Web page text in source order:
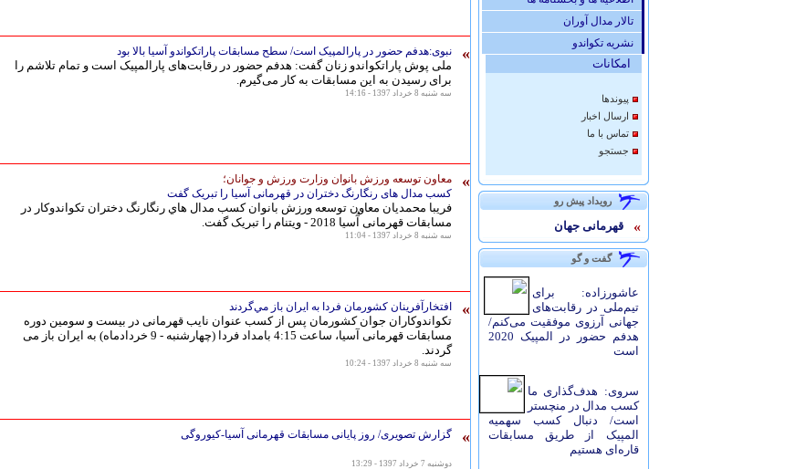
» نبوی:هدفم حضور در پارالمپیک است/ سطح مسابقات پاراتکواندو آسیا بالا بود
ملی پوش پاراتکواندو زنان گفت: هدفم حضور در رقابت‌های پارالمپیک است و تمام تلاشم را
برای رسیدن به این مسابقات به کار می‌گیرم.
سه شنبه 8 خرداد 1397 - 14:16
»
معاون توسعه ورزش بانوان وزارت ورزش و جوانان؛
کسب مدال های رنگارنگ دختران در قهرمانی آسیا را تبریک گفت
فریبا محمدیان معاون توسعه ورزش بانوان كسب مدال هاي رنگارنگ دختران تكواندوكار در
مسابقات قهرمانی آُسیا 2018 - ویتنام را تبریک گفت.
سه شنبه 8 خرداد 1397 - 11:04
» افتخارآفرينان كشورمان فردا به ايران باز مي‌گردند
تکواندوکاران جوان کشورمان پس از کسب عنوان نایب قهرمانی در بیست و سومین دوره
مسابقات قهرمانی آسیا، ساعت 4:15 بامداد فردا (چهارشنبه - 9 خردادماه) به ایران باز می
گردند.
سه شنبه 8 خرداد 1397 - 10:24
» گزارش تصویری/ روز پایانی مسابقات قهرمانی آسیا-کیوروگی
دوشنبه 7 خرداد 1397 - 13:29
تالار مدال آوران
نشريه تكواندو
امكانات
پيوندها
ارسال اخبار
تماس با ما
جستجو
رويداد پيش رو
قهرمانی جهان »
گفت و گو
عاشورزاده: برای
تیم‌ملی در رقابت‌های
جهانی آرزوی موفقیت می‌کنم/
هدفم حضور در المپیک 2020
است
سروی: هدف‌گذاری ما
کسب مدال در منچستر
است/ دنبال کسب سهمیه
المپیک از طریق مسابقات
قاره‌ای هستیم